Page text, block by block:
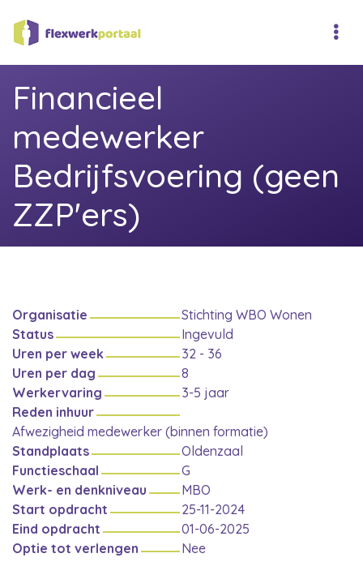
Financieel
medewerker
Bedrijfsvoering (geen
ZZP'ers)
Organisatie
Stichting WBO Wonen
Status
Ingevuld
Uren per week
32 - 36
Uren per dag
8
Werkervaring
3-5 jaar
Reden inhuur
Afwezigheid medewerker (binnen formatie)
Standplaats
Oldenzaal
Functieschaal
G
Werk- en denkniveau
MBO
Start opdracht
25-11-2024
Eind opdracht
01-06-2025
Optie tot verlengen
Nee